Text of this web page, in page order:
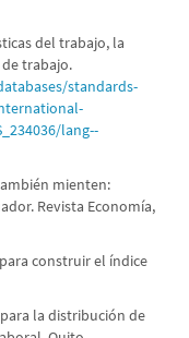
del trabajo, la
trabajo.
standards-
lang--
mienten:
Revista Economía,
construir el índice
la distribución de